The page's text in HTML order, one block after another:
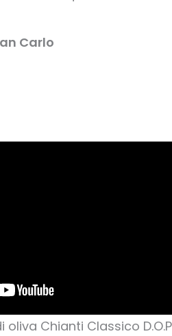
Carlo
oliva Chianti Classico D.O.P